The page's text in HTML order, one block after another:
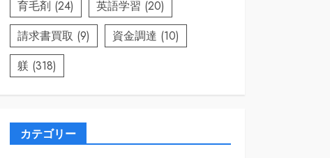
育毛剤 (24) 英語学習 (20)
請求書買取 (9) 資金調達 (10)
躾 (318)
カテゴリー